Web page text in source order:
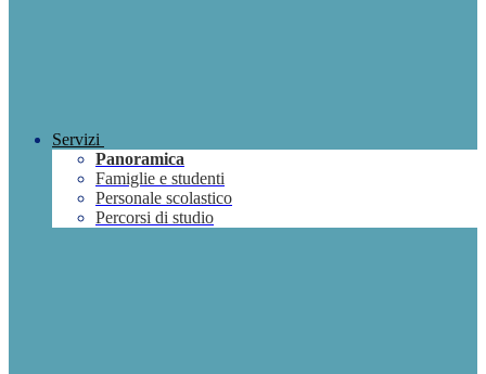
Servizi
Panoramica
Famiglie e studenti
Personale scolastico
Percorsi di studio